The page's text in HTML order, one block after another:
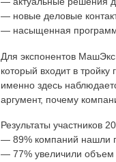
— новые деловые
— насыщенная
Для экспонентов
который входит в
именно здесь
аргумент, почему
Результаты участников
— 89% компаний нашли
— 77% увеличили